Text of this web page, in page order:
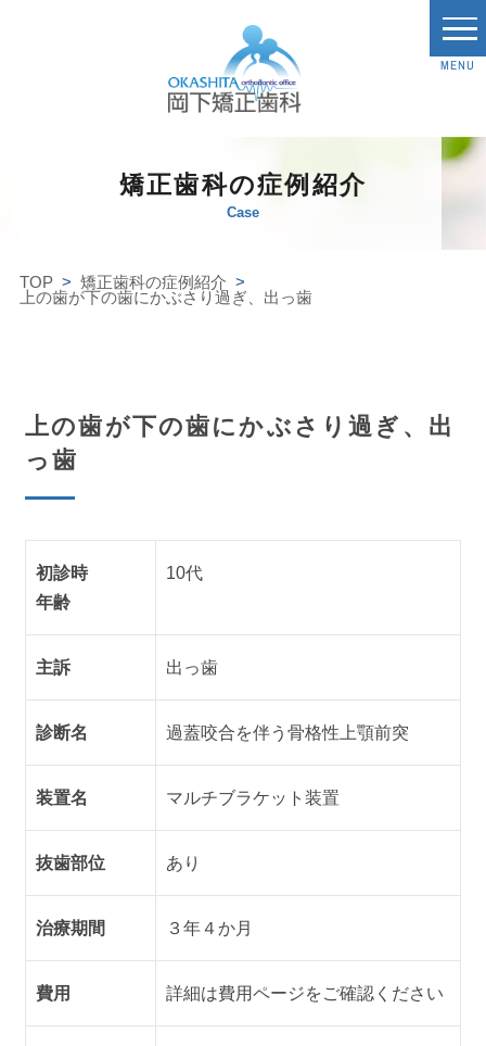
MENU
矯正歯科の症例紹介
Case
TOP
矯正歯科の症例紹介
上の歯が下の歯にかぶさり過ぎ、出っ歯
上の歯が下の歯にかぶさり過ぎ、出
っ歯
初診時
年齢
10代
主訴 出っ歯
診断名 過蓋咬合を伴う骨格性上顎前突
装置名 マルチブラケット装置
抜歯部位 あり
治療期間 ３年４か月
費用 詳細は費用ページをご確認ください